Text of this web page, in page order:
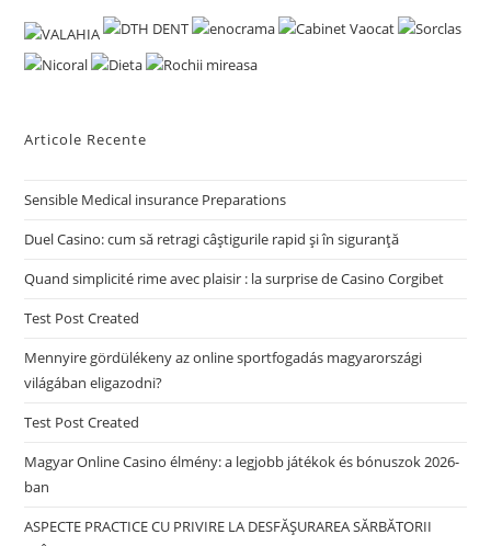
Articole Recente
Sensible Medical insurance Preparations
Duel Casino: cum să retragi câștigurile rapid și în siguranță
Quand simplicité rime avec plaisir : la surprise de Casino Corgibet
Test Post Created
Mennyire gördülékeny az online sportfogadás magyarországi
világában eligazodni?
Test Post Created
Magyar Online Casino élmény: a legjobb játékok és bónuszok 2026-
ban
ASPECTE PRACTICE CU PRIVIRE LA DESFĂȘURAREA SĂRBĂTORII